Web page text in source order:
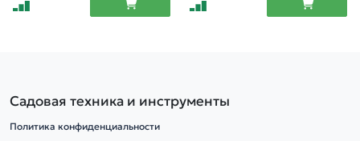
Садовая техника и инструменты
Политика конфиденциальности